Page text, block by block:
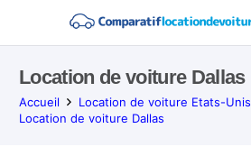
Location de voiture Dallas
Accueil
Location de voiture Etats-Unis
Location de voiture Dallas